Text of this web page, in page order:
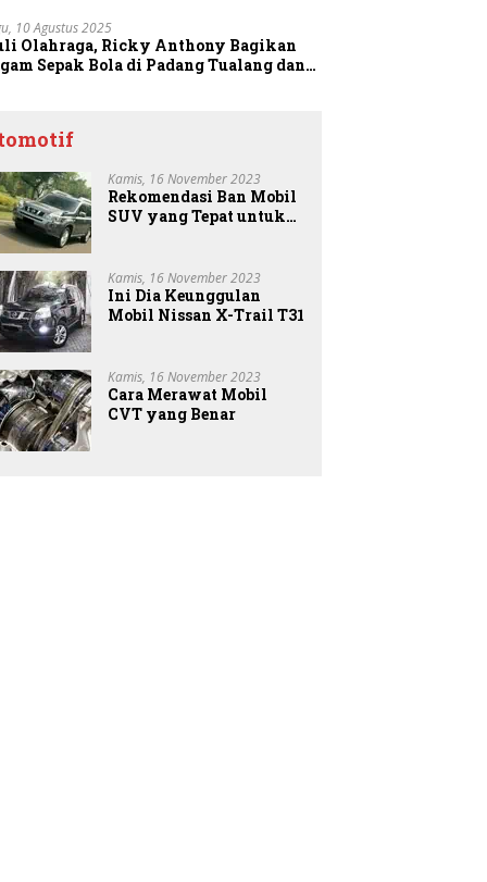
10 Agustus 2025
Olahraga, Ricky Anthony Bagikan
Sepak Bola di Padang Tualang dan
Kamis, 16 November 2023
Rekomendasi Ban Mobil
SUV yang Tepat untuk
Kamis, 16 November 2023
Ini Dia Keunggulan
Mobil Nissan X-Trail T31
Kamis, 16 November 2023
Cara Merawat Mobil
CVT yang Benar